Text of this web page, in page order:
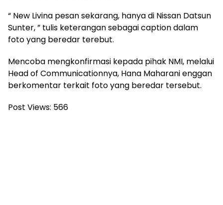
“ New Livina pesan sekarang, hanya di Nissan Datsun
Sunter, ” tulis keterangan sebagai caption dalam
foto yang beredar terebut.
Mencoba mengkonfirmasi kepada pihak NMI, melalui
Head of Communicationnya, Hana Maharani enggan
berkomentar terkait foto yang beredar tersebut.
Post Views: 566